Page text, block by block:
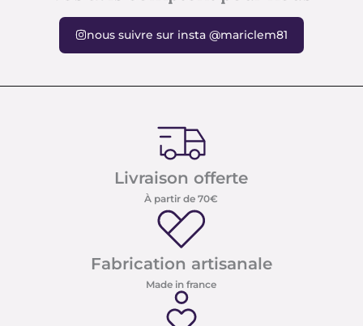
nous suivre sur insta @mariclem81
Livraison offerte
À partir de 70€
Fabrication artisanale
Made in france